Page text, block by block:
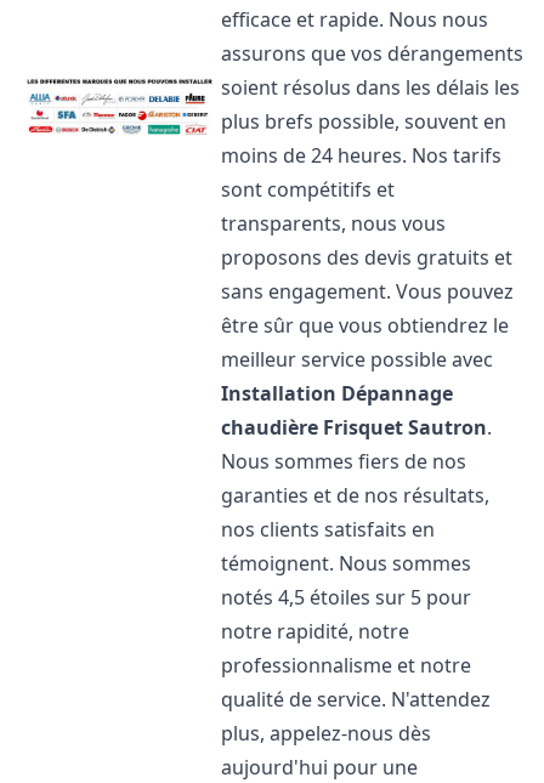
efficace et rapide. Nous nous
assurons que vos dérangements
soient résolus dans les délais les
plus brefs possible, souvent en
moins de 24 heures. Nos tarifs
sont compétitifs et
transparents, nous vous
proposons des devis gratuits et
sans engagement. Vous pouvez
être sûr que vous obtiendrez le
meilleur service possible avec
Installation Dépannage
chaudière FrisquetSautron.
Nous sommes fiers de nos
garanties et de nos résultats,
nos clients satisfaits en
témoignent. Nous sommes
notés 4,5 étoiles sur 5 pour
notre rapidité, notre
professionnalisme et notre
qualité de service. N'attendez
plus, appelez-nous dès
aujourd'hui pour une